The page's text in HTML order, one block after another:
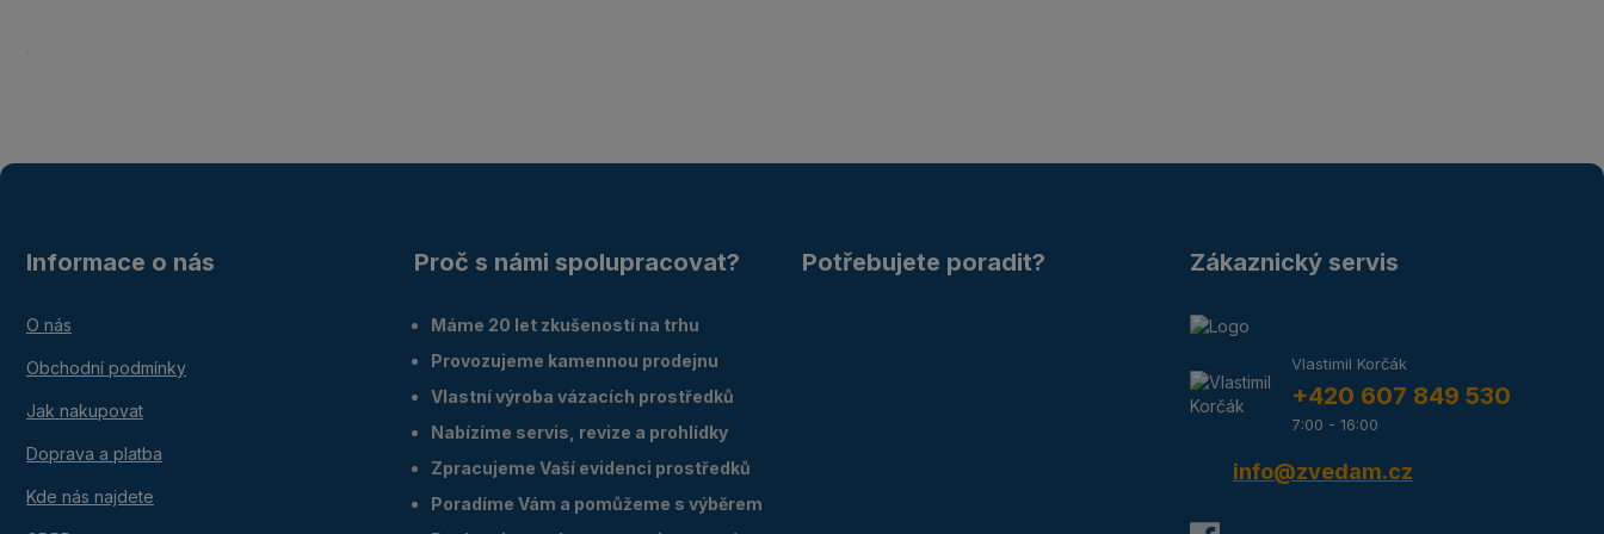
Informace o nás
O nás
Obchodní podmínky
Jak nakupovat
Doprava a platba
Kde nás najdete
Proč s námi spolupracovat?
Máme 20 let zkušeností na trhu
Provozujeme kamennou prodejnu
Vlastní výroba vázacích prostředků
Nabízíme servis, revize a prohlídky
Zpracujeme Vaší evidenci prostředků
Poradíme Vám a pomůžeme s výběrem
Potřebujete poradit? Zákaznický servis
Vlastimil Korčák
+420 607 849 530
7:00 - 16:00
info@zvedam.cz